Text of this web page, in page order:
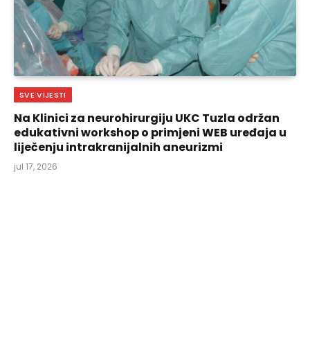
SVE VIJESTI
Na Klinici za neurohirurgiju UKC Tuzla održan
edukativni workshop o primjeni WEB uređaja u
liječenju intrakranijalnih aneurizmi
jul 17, 2026